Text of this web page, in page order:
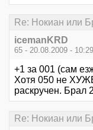
Re: Нокиан или
icemanKRD
65 - 20.08.2009 - 10:29
+1 за 001 (сам
Хотя 050 не
раскручен. Брал
Re: Нокиан или